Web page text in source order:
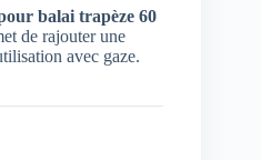
balai trapèze 60
de rajouter une
avec gaze.